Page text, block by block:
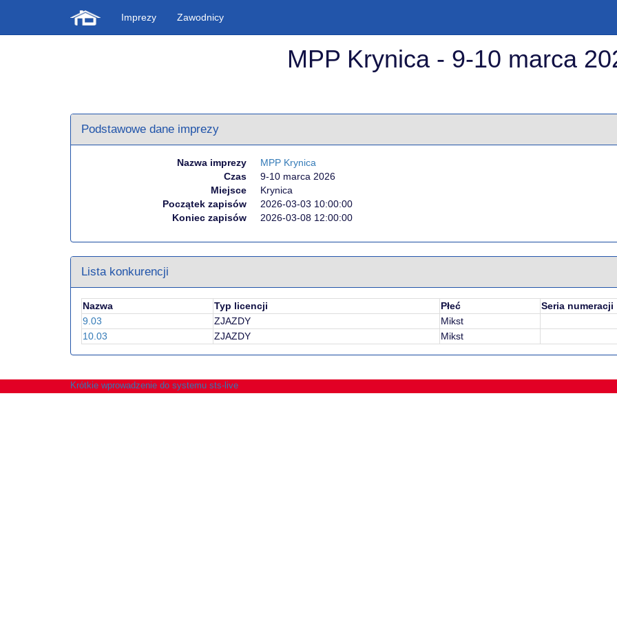
Imprezy Zawodnicy
MPP Krynica - 9-10 marca
Podstawowe dane imprezy
Nazwa imprezy
MPP Krynica
Czas
9-10 marca 2026
Miejsce
Krynica
Początek zapisów
2026-03-03 10:00:00
Koniec zapisów
2026-03-08 12:00:00
Lista konkurencji
Nazwa Typ licencji Płeć
Seria numeracji
9.03
ZJAZDY
Mikst
10.03
ZJAZDY Mikst
Krótkie wprowadzenie do systemu sts-live